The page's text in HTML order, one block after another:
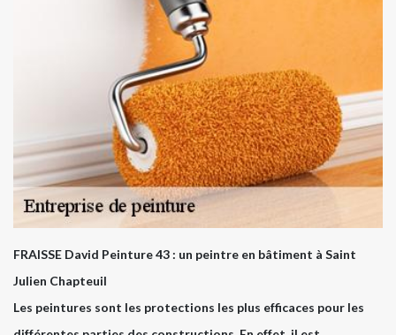
FRAISSE David Peinture 43 : un peintre en bâtiment à Saint
Julien Chapteuil
Les peintures sont les protections les plus efficaces pour les